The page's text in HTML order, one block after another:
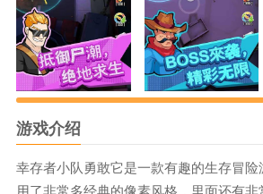
游戏介绍
幸存者小队勇敢它是一款有趣的生存冒
用了非常多经典的像素风格，里面还有